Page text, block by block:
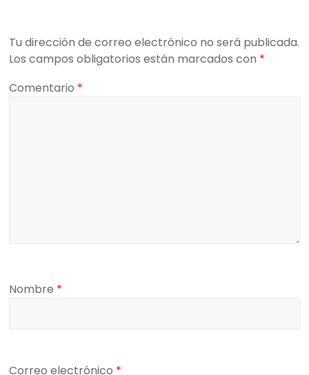
Tu dirección de correo electrónico no será publicada.
Los campos obligatorios están marcados con *
Comentario *
Nombre *
Correo electrónico *